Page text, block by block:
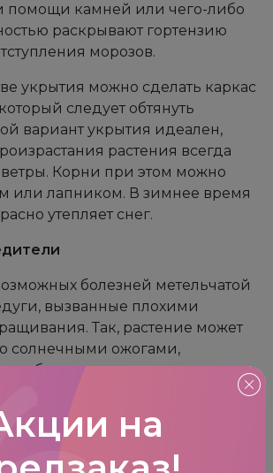
на
помощи камней или чего-либо
раскрывают гортензию
морозов.
укрытия можно сделать каркас
следует обтянуть
вариант укрытия идеален,
растения всегда
Корни при этом можно
или лапником. В зимнее время
утепляет снег.
болезней метельчатой
вызванные плохими
Так, растение может
солнечными ожогами,
избытком воды, недостаточным
возникнуть из-за нехватки
или избытка извести.
желтые и высохшие